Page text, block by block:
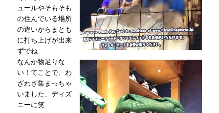
ュールやそもそも
の住んでいる場所
の違いからまとも
に打ち上げが出来
ずでね…
なんか物足りな
い！てことで、わ
ざわざ集まっちゃ
いました、ディズ
ニーに笑